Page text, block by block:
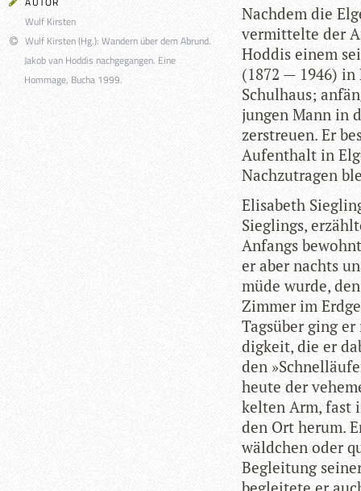
Wulf Kirsten
Wulf Kirsten (Hg.): Wandern über dem Abrund.
Jakob van Hoddis nachgegangen. Eine
Hommage, Bucha 1999.
Nach­dem die
ver­mit­telte der
Hod­dis einem
(1872 — 1946)
Schul­haus;
jun­gen Mann in
zer­streuen. Er
Auf­ent­halt in
Nach­zu­tra­gen
Eli­sa­beth
Sieg­lings,
Anfangs
er aber nachts
müde wurde,
Zim­mer im
Tags­über ging
dig­keit, die er
den
heute der
kel­ten Arm, fast
den Ort herum.
wäld­chen oder
Beglei­tung